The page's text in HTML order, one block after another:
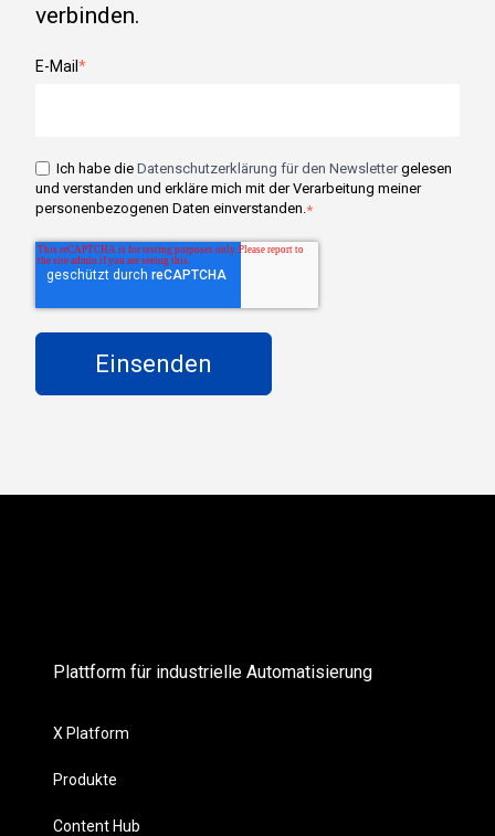
verbinden.
E-Mail *
Ich habe die Datenschutzerklärung für den Newslettergelesen
und verstanden und erkläre mich mit der Verarbeitung meiner
personenbezogenen Daten einverstanden.*
Plattform für industrielle Automatisierung
X Platform
Produkte
Content Hub